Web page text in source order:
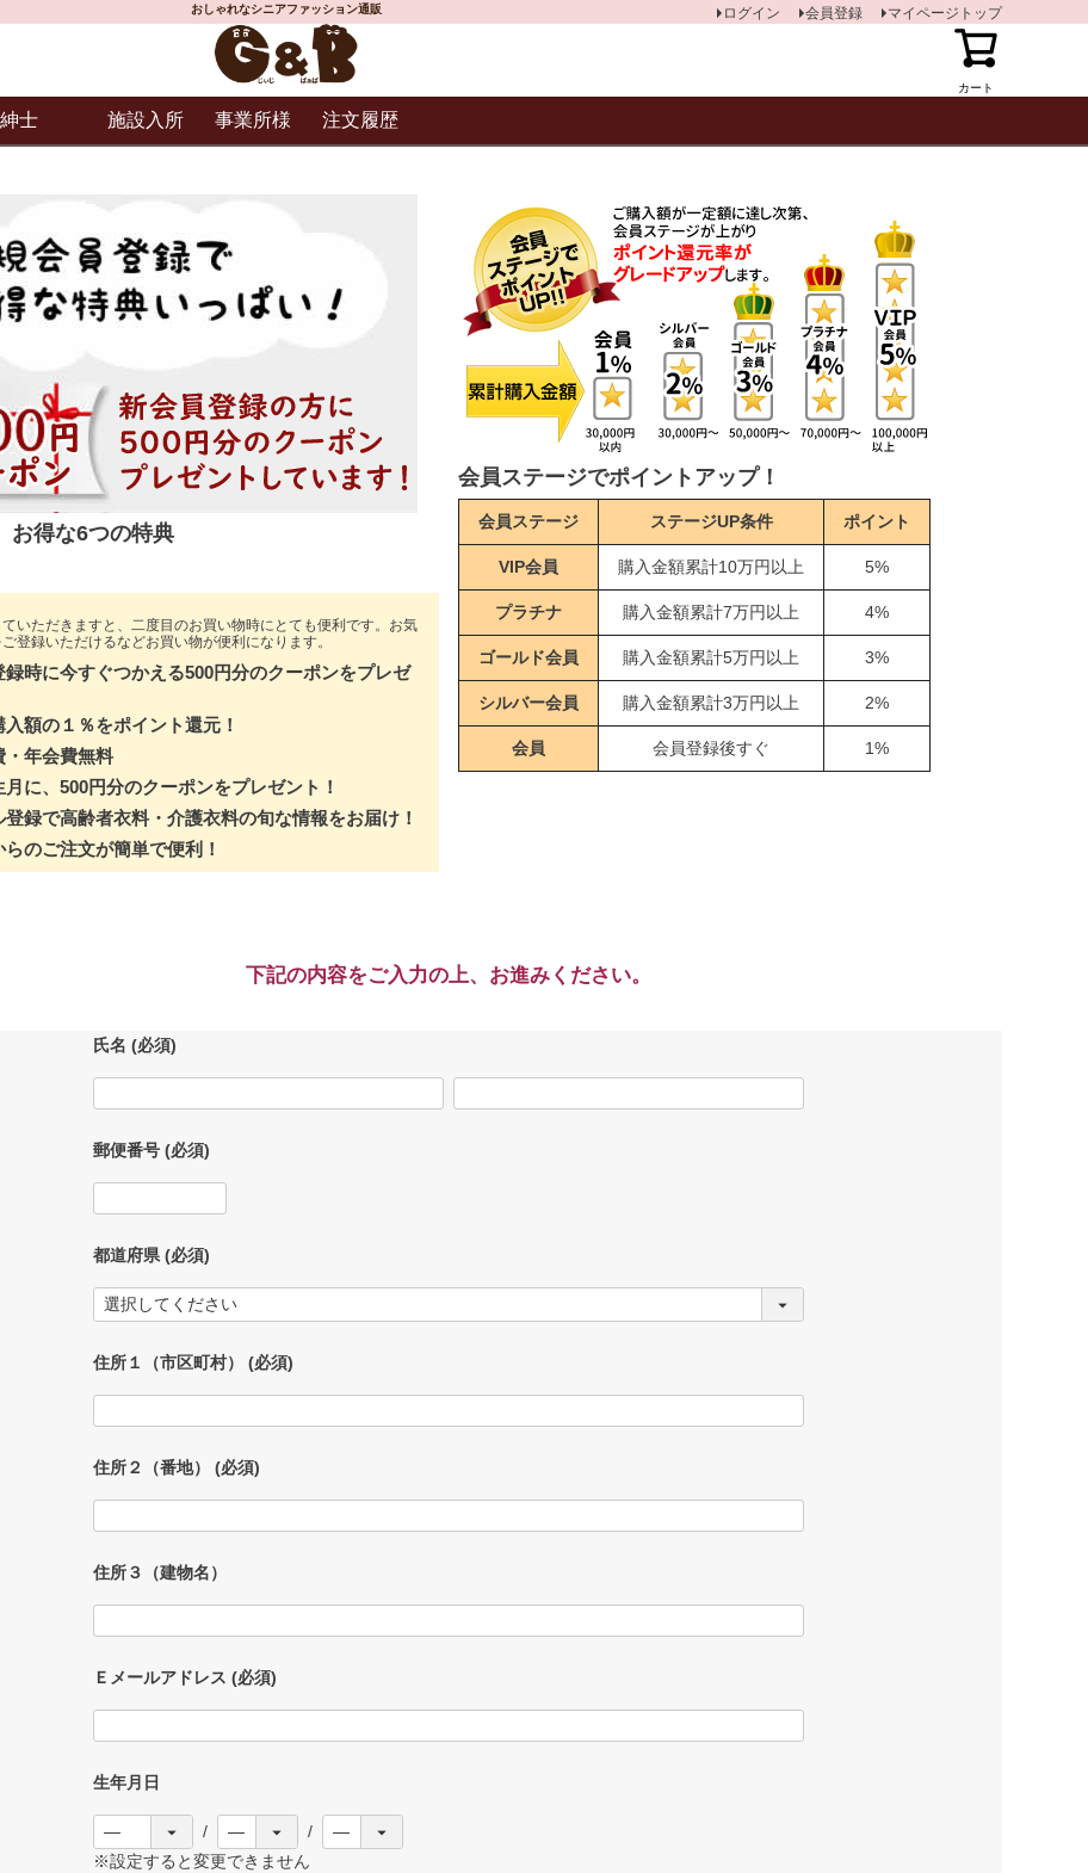
おしゃれなシニアファッション通販
カート
ログイン 会員登録 マイページトップ
紳士 施設入所 事業所様 注文履歴
お得な6つの特典
いただきますと、二度目のお買い物時にとても便利です。お気
登録いただけるなどお買い物が便利になります。
録時に今すぐつかえる500円分のクーポンをプレゼ
入額の１％をポイント還元！
・年会費無料
月に、500円分のクーポンをプレゼント！
登録で高齢者衣料・介護衣料の旬な情報をお届け！
らのご注文が簡単で便利！
会員ステージでポイントアップ！
会員ステージ ステージUP条件 ポイント
VIP会員 購入金額累計10万円以上 5%
プラチナ 購入金額累計7万円以上 4%
ゴールド会員 購入金額累計5万円以上 3%
シルバー会員 購入金額累計3万円以上 2%
会員 会員登録後すぐ 1%
下記の内容をご入力の上、お進みください。
氏名 (必須)
郵便番号 (必須)
都道府県(必須)
住所１（市区町村） (必須)
住所２（番地） (必須)
住所３（建物名）
Ｅメールアドレス (必須)
生年月日
※設定すると変更できません